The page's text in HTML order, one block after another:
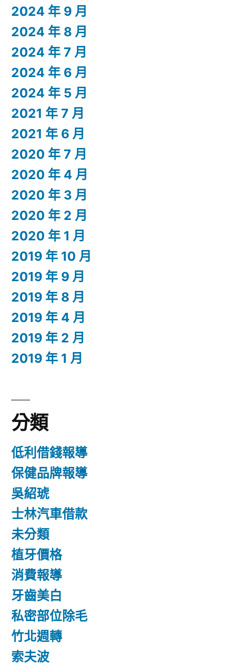
2024 年 9 月
2024 年 8 月
2024 年 7 月
2024 年 6 月
2024 年 5 月
2021 年 7 月
2021 年 6 月
2020 年 7 月
2020 年 4 月
2020 年 3 月
2020 年 2 月
2020 年 1 月
2019 年 10 月
2019 年 9 月
2019 年 8 月
2019 年 4 月
2019 年 2 月
2019 年 1 月
分類
低利借錢報導
保健品牌報導
吳紹琥
士林汽車借款
未分類
植牙價格
消費報導
牙齒美白
私密部位除毛
竹北週轉
索夫波